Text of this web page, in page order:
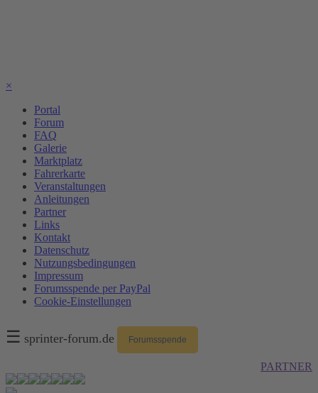
×
Portal
Forum
FAQ
Galerie
Marktplatz
Fahrerkarte
Veranstaltungen
Anleitungen
Partner
Links
Kontakt
Datenschutz
Nutzungsbedingungen
Impressum
Forumsspende per PayPal
Cookie-Einstellungen
☰ sprinter-forum.de Forumsspende
PARTNER